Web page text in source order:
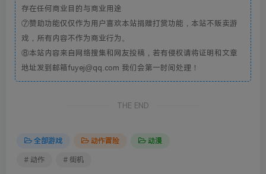
存在任何商业目的与商业用途
⑦赞助功能仅仅作为用户喜欢本站捐赠打赏功能，本站不贩卖游
戏，所有内容不作为商业行为。
⑧本站内容来自网络搜集和网友投稿，若有侵权请将证明和文章
地址发到邮箱fuyej@qq.com 我们会第一时间处理！
THE END
全部游戏 动作冒险 动漫
# 动作 # 街机